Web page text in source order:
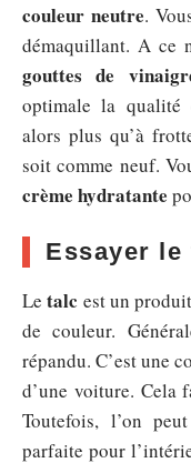
couleur neutre.
démaquillant. A ce
gouttes de
optimale la qualité
alors plus qu’à
soit comme neuf.
crème hydratante
Essayer le
Letalc est un
de couleur.
répandu. C’est une
d’une voiture. Cela
Toutefois, l’on
parfaite pour